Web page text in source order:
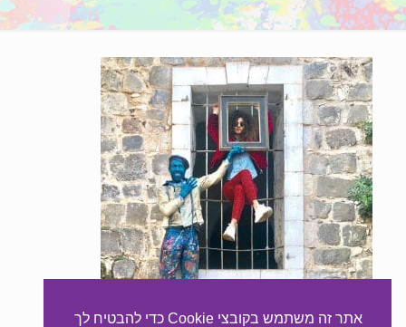
אתר זה משתמש בקובצי Cookie כדי להבטיח לך